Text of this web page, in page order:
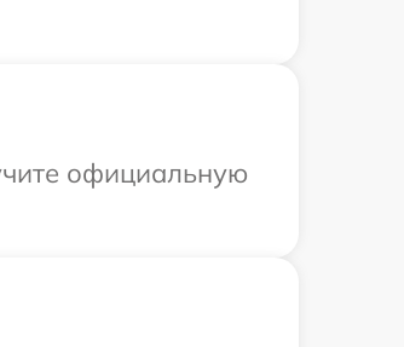
официальную